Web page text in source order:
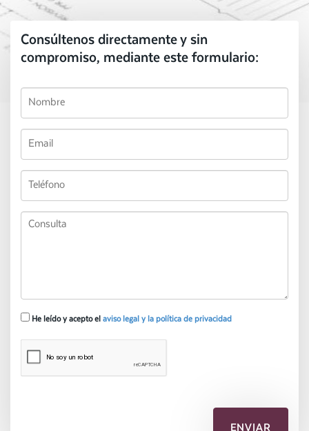
Consúltenos directamente y sin
compromiso, mediante este formulario:
He leído y acepto el aviso legal y la política de privacidad